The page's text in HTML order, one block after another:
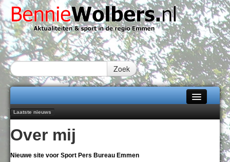
Zoek
Home
Alle categorieën
Over Bennie Wolbers
Laatste nieuws
nieuwe rugsponsor
Najaar '26 staat live!
102 kaarsen voor eeuwling Mieke Sijbom-Maatje
Over mij
Nieuwe site voor Sport Pers Bureau Emmen